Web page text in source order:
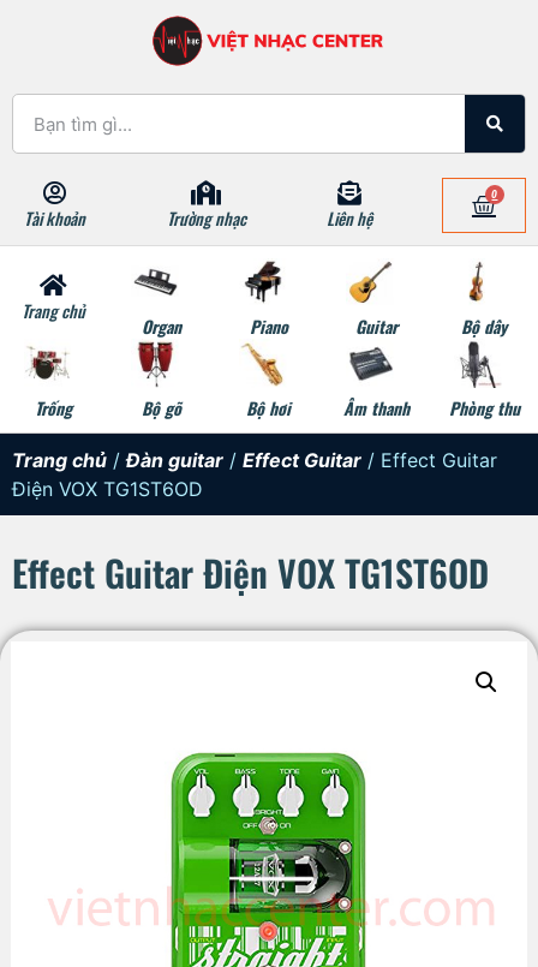
Tài khoản Trường nhạc Liên hệ
0
Trang chủ
Organ Piano Guitar Bộ dây
Trống Bộ gõ Bộ hơi Âm thanh Phòng thu
Trang chủ /Đàn guitar / Effect Guitar / Effect Guitar
Điện VOX TG1ST6OD
Effect Guitar Điện VOX TG1ST6OD